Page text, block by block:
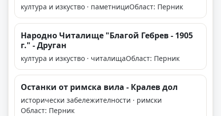
култура и изкуство · паметнициОбласт: Перник
Народно Читалище "Благой Гебрев - 1905
г." - Друган
култура и изкуство · читалищаОбласт: Перник
Останки от римска вила - Кралев дол
исторически забележителности · римски
Област: Перник